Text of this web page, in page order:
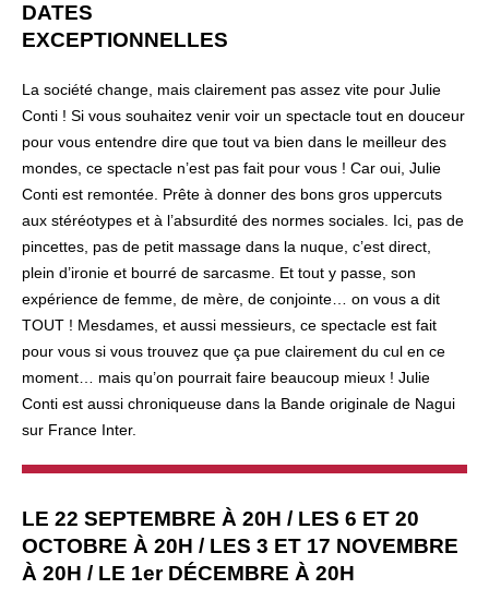
DATES
EXCEPTIONNELLES
La société change, mais clairement pas assez vite pour Julie
Conti ! Si vous souhaitez venir voir un spectacle tout en douceur
pour vous entendre dire que tout va bien dans le meilleur des
mondes, ce spectacle n’est pas fait pour vous ! Car oui, Julie
Conti est remontée. Prête à donner des bons gros uppercuts
aux stéréotypes et à l’absurdité des normes sociales. Ici, pas de
pincettes, pas de petit massage dans la nuque, c’est direct,
plein d’ironie et bourré de sarcasme. Et tout y passe, son
expérience de femme, de mère, de conjointe… on vous a dit
TOUT ! Mesdames, et aussi messieurs, ce spectacle est fait
pour vous si vous trouvez que ça pue clairement du cul en ce
moment… mais qu’on pourrait faire beaucoup mieux ! Julie
Conti est aussi chroniqueuse dans la Bande originale de Nagui
sur France Inter.
LE 22 SEPTEMBRE À 20H / LES 6 ET 20
OCTOBRE À 20H / LES 3 ET 17 NOVEMBRE
À 20H / LE 1er DÉCEMBRE À 20H